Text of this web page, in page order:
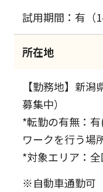
試用期間：有（
所在地
【勤務地】新
募集中）
*転勤の有無：
ワークを行う場
*対象エリア：全
※自動車通勤可